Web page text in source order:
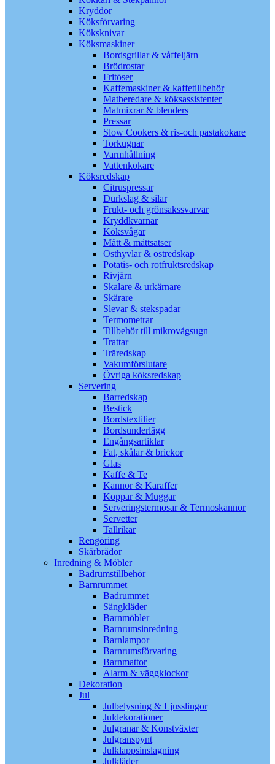
Kryddor
Köksförvaring
Köksknivar
Köksmaskiner
Bordsgrillar & våffeljärn
Brödrostar
Fritöser
Kaffemaskiner & kaffetillbehör
Matberedare & köksassistenter
Matmixrar & blenders
Pressar
Slow Cookers & ris-och pastakokare
Torkugnar
Varmhållning
Vattenkokare
Köksredskap
Citruspressar
Durkslag & silar
Frukt- och grönsakssvarvar
Kryddkvarnar
Köksvågar
Mått & måttsatser
Osthyvlar & ostredskap
Potatis- och rotfruktsredskap
Rivjärn
Skalare & urkärnare
Skärare
Slevar & stekspadar
Termometrar
Tillbehör till mikrovågsugn
Trattar
Träredskap
Vakumförslutare
Övriga köksredskap
Servering
Barredskap
Bestick
Bordstextilier
Bordsunderlägg
Engångsartiklar
Fat, skålar & brickor
Glas
Kaffe & Te
Kannor & Karaffer
Koppar & Muggar
Serveringstermosar & Termoskannor
Servetter
Tallrikar
Rengöring
Skärbrädor
Inredning & Möbler
Badrumstillbehör
Barnrummet
Badrummet
Sängkläder
Barnmöbler
Barnrumsinredning
Barnlampor
Barnrumsförvaring
Barnmattor
Alarm & väggklockor
Dekoration
Jul
Julbelysning & Ljusslingor
Juldekorationer
Julgranar & Konstväxter
Julgranspynt
Julklappsinslagning
Julkläder